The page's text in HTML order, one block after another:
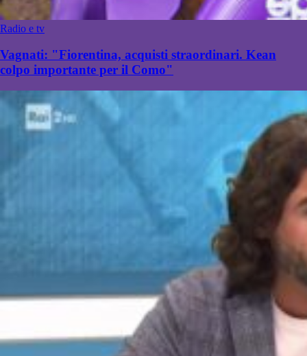
Radio e tv
Vagnati: "Fiorentina, acquisti straordinari. Kean
colpo importante per il Como"